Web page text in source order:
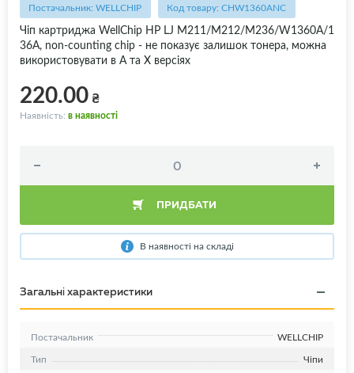
Постачальник: WELLCHIP Код товару: CHW1360ANC
Чіп картриджа WellChip HP LJ M211/M212/M236/W1360A/1
36A, non-counting chip - не показує залишок тонера, можна
використовувати в A та X версіях
220.00₴
Наявність: в наявності
ПРИДБАТИ
В наявності на складі
Загальні характеристики
Постачальник
WELLCHIP
Тип
Чіпи